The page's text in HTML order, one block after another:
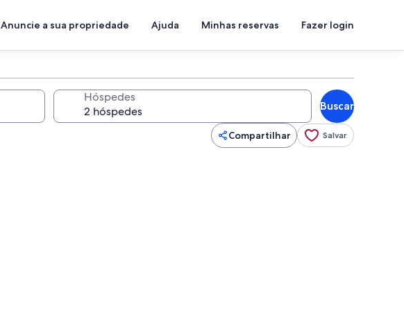
Anuncie a sua propriedade Ajuda Minhas reservas Fazer login
Hóspedes
Buscar
Compartilhar Salvar